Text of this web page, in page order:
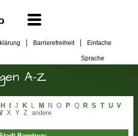
Barrierefreiheit Einfache
Sprache
A-Z
H J K L M N O P Q R S T U V
X Y Z andere